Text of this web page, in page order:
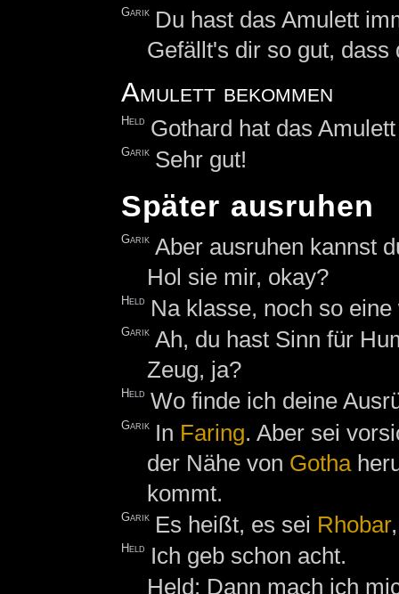
Garik Du hast das Amulett
Gefällt's dir so gut,
Amulett bekommen
Held Gothard hat das
Garik Sehr gut!
Später ausruhen
Garik Aber ausruhen kannst
Hol sie mir, okay?
Held Na klasse, noch so
Garik Ah, du hast Sinn für
Zeug, ja?
Held Wo finde ich deine
Garik In Faring. Aber sei
der Nähe von Gotha
kommt.
Garik Es heißt, es sei Rhobar
Held
Ich geb schon acht.
Held: Dann mach ich